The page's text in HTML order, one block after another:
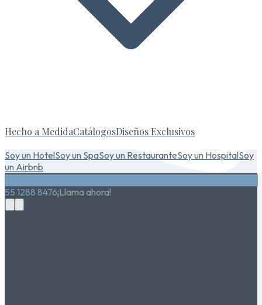
55 1288 8476¡Llama ahora!
Hecho a MedidaCatálogosDiseños Exclusivos
Soy un HotelSoy un SpaSoy un RestauranteSoy un HospitalSoy
un Airbnb